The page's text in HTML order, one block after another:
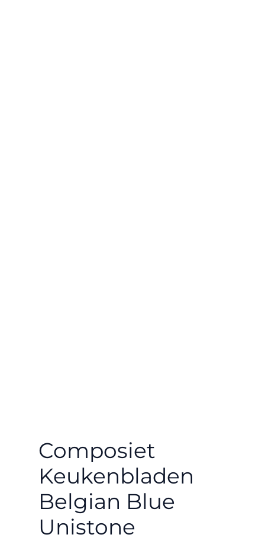
Composiet
Keukenbladen
Belgian Blue
Unistone